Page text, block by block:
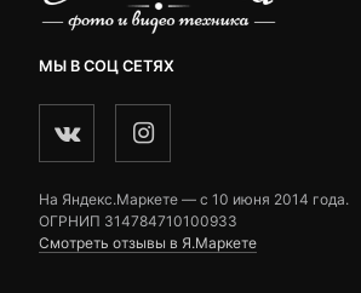
МЫ В СОЦ СЕТЯХ
На Яндекс.Маркете — c 10 июня 2014 года.
ОГРНИП 314784710100933
Смотреть отзывы в Я.Маркете